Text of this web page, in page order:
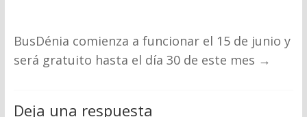
BusDénia comienza a funcionar el 15 de junio y
será gratuito hasta el día 30 de este mes →
Deja una respuesta